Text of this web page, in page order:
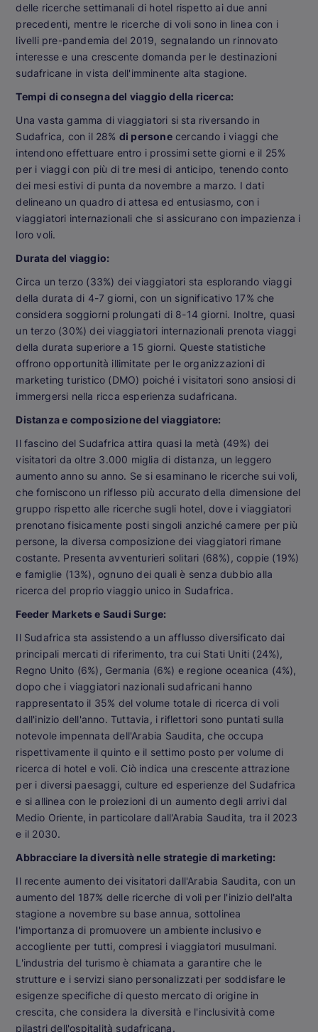
delle ricerche settimanali di hotel rispetto ai due anni
precedenti, mentre le ricerche di voli sono in linea con i
livelli pre-pandemia del 2019, segnalando un rinnovato
interesse e una crescente domanda per le destinazioni
sudafricane in vista dell'imminente alta stagione.
Tempi di consegna del viaggio della ricerca:
Una vasta gamma di viaggiatori si sta riversando in
Sudafrica, con il 28% di personecercando i viaggi che
intendono effettuare entro i prossimi sette giorni e il 25%
per i viaggi con più di tre mesi di anticipo, tenendo conto
dei mesi estivi di punta da novembre a marzo. I dati
delineano un quadro di attesa ed entusiasmo, con i
viaggiatori internazionali che si assicurano con impazienza i
loro voli.
Durata del viaggio:
Circa un terzo (33%) dei viaggiatori sta esplorando viaggi
della durata di 4-7 giorni, con un significativo 17% che
considera soggiorni prolungati di 8-14 giorni. Inoltre, quasi
un terzo (30%) dei viaggiatori internazionali prenota viaggi
della durata superiore a 15 giorni. Queste statistiche
offrono opportunità illimitate per le organizzazioni di
marketing turistico (DMO) poiché i visitatori sono ansiosi di
immergersi nella ricca esperienza sudafricana.
Distanza e composizione del viaggiatore:
Il fascino del Sudafrica attira quasi la metà (49%) dei
visitatori da oltre 3.000 miglia di distanza, un leggero
aumento anno su anno. Se si esaminano le ricerche sui voli,
che forniscono un riflesso più accurato della dimensione del
gruppo rispetto alle ricerche sugli hotel, dove i viaggiatori
prenotano fisicamente posti singoli anziché camere per più
persone, la diversa composizione dei viaggiatori rimane
costante. Presenta avventurieri solitari (68%), coppie (19%)
e famiglie (13%), ognuno dei quali è senza dubbio alla
ricerca del proprio viaggio unico in Sudafrica.
Feeder Markets e Saudi Surge:
Il Sudafrica sta assistendo a un afflusso diversificato dai
principali mercati di riferimento, tra cui Stati Uniti (24%),
Regno Unito (6%), Germania (6%) e regione oceanica (4%),
dopo che i viaggiatori nazionali sudafricani hanno
rappresentato il 35% del volume totale di ricerca di voli
dall'inizio dell'anno. Tuttavia, i riflettori sono puntati sulla
notevole impennata dell'Arabia Saudita, che occupa
rispettivamente il quinto e il settimo posto per volume di
ricerca di hotel e voli. Ciò indica una crescente attrazione
per i diversi paesaggi, culture ed esperienze del Sudafrica
e si allinea con le proiezioni di un aumento degli arrivi dal
Medio Oriente, in particolare dall'Arabia Saudita, tra il 2023
e il 2030.
Abbracciare la diversità nelle strategie di marketing:
Il recente aumento dei visitatori dall'Arabia Saudita, con un
aumento del 187% delle ricerche di voli per l'inizio dell'alta
stagione a novembre su base annua, sottolinea
l'importanza di promuovere un ambiente inclusivo e
accogliente per tutti, compresi i viaggiatori musulmani.
L'industria del turismo è chiamata a garantire che le
strutture e i servizi siano personalizzati per soddisfare le
esigenze specifiche di questo mercato di origine in
crescita, che considera la diversità e l'inclusività come
pilastri dell'ospitalità sudafricana.